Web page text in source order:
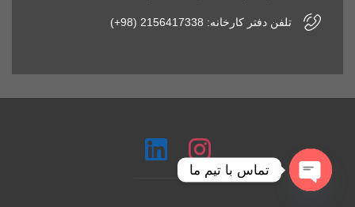
تلفن دفتر کارخانه: 2156417338 (98+)
تماس با تیم ما